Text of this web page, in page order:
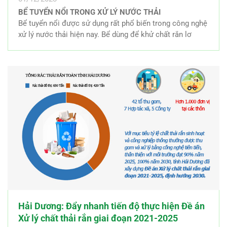
cần phải có kế hoạch thiết kế cụ thể để lựa chọn đúng
công nghệ và hóa chất phù hợp với đặc tính nước thải.
Đây là yêu cầu bắt buộc để hệ thống có thể đáp ứng tiêu
chuẩn cần thiết trước khi cho vào vận hành nhằm mang
đến hiệu quả loại bỏ các thành phần độc hại và chất thải
chi phí.
BỂ TUYỂN NỔI TRONG XỬ LÝ NƯỚC THẢI
Bể tuyển nổi được sử dụng rất phổ biến trong công nghệ
xử lý nước thải hiện nay. Bể dùng để khử chất rắn lơ
nước thải sinh hoạt. Đặc biệt là nước thải từ nhà hàng,
khách sạn, nhà máy chế biến thủy sản, lò mổ, lò quay
gia cầm, gia súc. Bể tuyển nổi thường được sử dụng để
xử lý sơ bộ nước thải, thu hồi sản phẩm.
Hải Dương: Đẩy nhanh tiến độ thực hiện Đề án
Xử lý chất thải rắn giai đoạn 2021-2025